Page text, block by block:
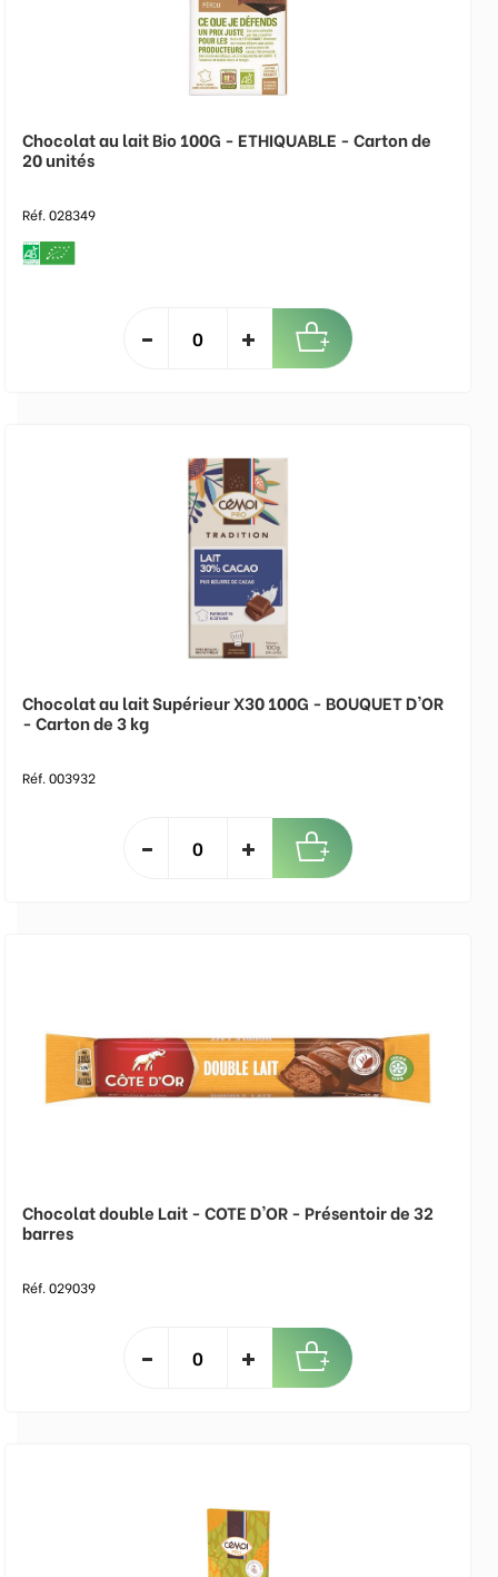
Chocolat au lait Bio 100G - ETHIQUABLE - Carton de
20 unités
Réf. 028349
Chocolat au lait Supérieur X30 100G - BOUQUET D'OR
- Carton de 3 kg
Réf. 003932
Chocolat double Lait - COTE D'OR - Présentoir de 32
barres
Réf. 029039